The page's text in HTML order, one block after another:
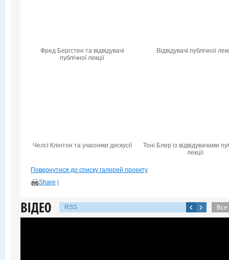
Фред Бергстен та відвідувачі
публічної лекції
Відвідувачі публічної
Челсі Клінтон та учасники дискусії
Тоні Блер із відвідувачами
лекції
Повернутися до списку галерей проекту
Share
RSS